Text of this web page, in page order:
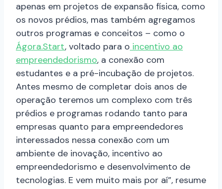
apenas em projetos de expansão física, como
os novos prédios, mas também agregamos
outros programas e conceitos – como o
Ágora.Start, voltado para o incentivo ao
empreendedorismo, a conexão com
estudantes e a pré-incubação de projetos.
Antes mesmo de completar dois anos de
operação teremos um complexo com três
prédios e programas rodando tanto para
empresas quanto para empreendedores
interessados nessa conexão com um
ambiente de inovação, incentivo ao
empreendedorismo e desenvolvimento de
tecnologias. E vem muito mais por aí”, resume